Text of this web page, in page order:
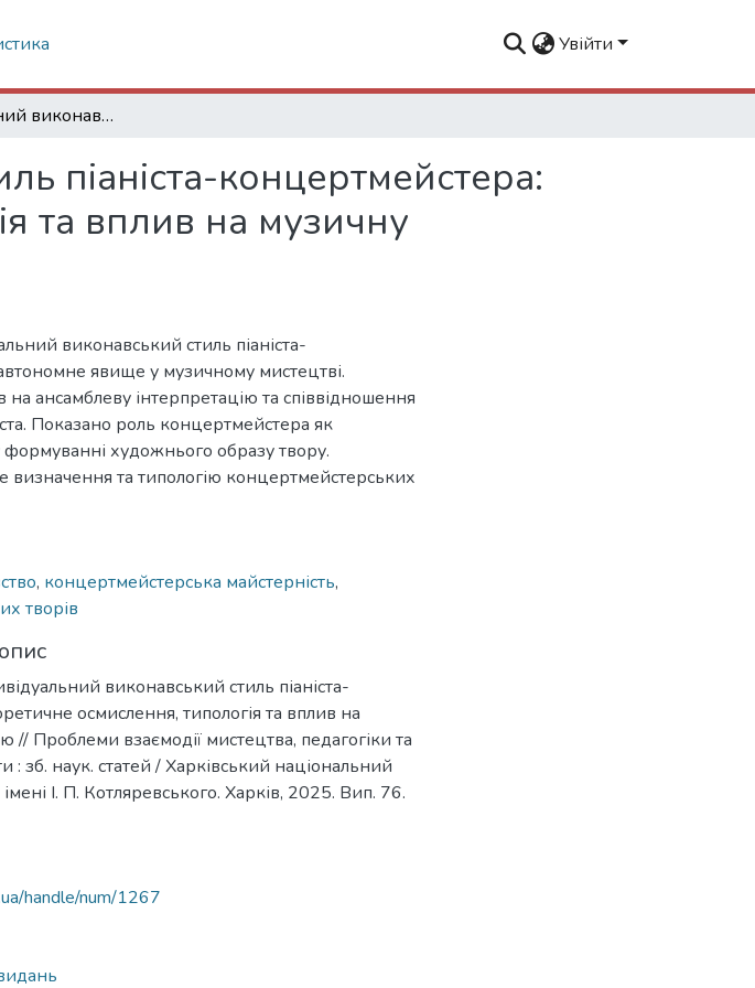
Увійти
Індивідуальний виконавський стиль піаніста-концертмейстера: теоретичне осмислення, типологія та вплив на музичну інтерпретацію
піаніста-концертмейстера:
та вплив на музичну
виконавський стиль піаніста-
явище у музичному мистецтві.
ансамблеву інтерпретацію та співвідношення
Показано роль концертмейстера як
художнього образу твору.
визначення та типологію концертмейстерських
, концертмейстерська майстерність,
творів
виконавський стиль піаніста-
осмислення, типологія та вплив на
// Проблеми взаємодії мистецтва, педагогіки та
: зб. наук. статей / Харківський національний
І. П. Котляревського. Харків, 2025. Вип. 76.
handle/num/1267